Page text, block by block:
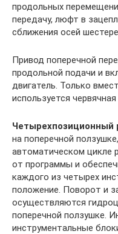
продольных
передачу, люфт в
сближения осей
Привод поперечной
продольной подачи и
двигатель. Только
используется червячная
Четырехпозиционный
на поперечной
автоматическом цикле
от программы и
каждого из четырех
положение. Поворот и
осуществляются
поперечной ползушке.
инструментальные